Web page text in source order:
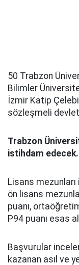
50 Trabzon
Bilimler
İzmir Katip
sözleşmeli devlet
Trabzon
istihdam
Lisans mezunları
ön lisans
puanı,
P94 puanı esas
Başvurular
kazanan asıl ve